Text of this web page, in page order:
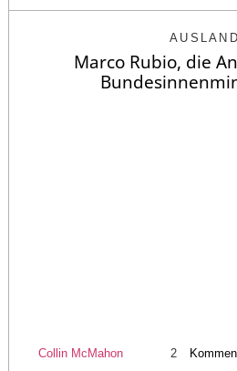
AUSLAND
Marco Rubio, die
Collin McMahon 2